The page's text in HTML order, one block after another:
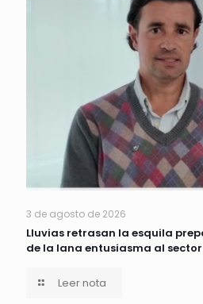
3 de agosto de 2026
Lluvias retrasan la esquila
de la lana entusiasma al
Leer nota